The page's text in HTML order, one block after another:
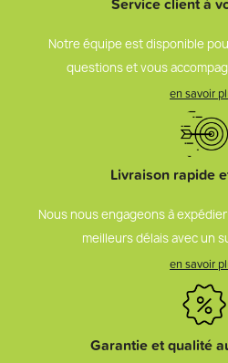
Service client à
Notre équipe est disponible
questions et vous
en savoir
Livraison rapide
Nous nous engageons à
meilleurs délais avec un
en savoir
Garantie et qualité